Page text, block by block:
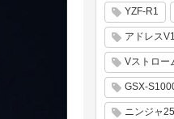
YZF-R1
アドレス
Vストロー
GSX-
ニンジャ